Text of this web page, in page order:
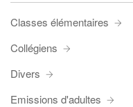
Classes élémentaires
Collégiens
Divers
Emissions d'adultes